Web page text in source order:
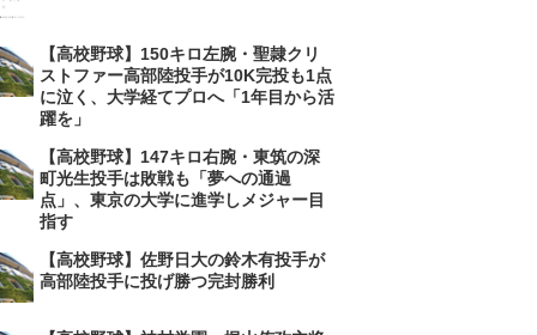
【高校野球】150キロ左腕・聖隷クリ
ストファー高部陸投手が10K完投も1点
に泣く、大学経てプロへ「1年目から活
躍を」
【高校野球】147キロ右腕・東筑の深
町光生投手は敗戦も「夢への通過
点」、東京の大学に進学しメジャー目
指す
【高校野球】佐野日大の鈴木有投手が
高部陸投手に投げ勝つ完封勝利